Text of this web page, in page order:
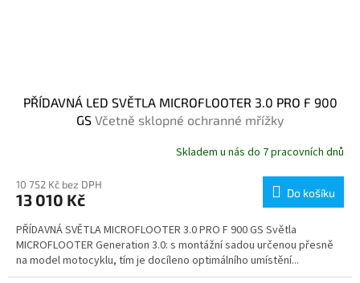
PŘÍDAVNÁ LED SVĚTLA MICROFLOOTER 3.0 PRO F 900
GS Včetně sklopné ochranné mřížky
Skladem u nás do 7 pracovních dnů
10 752 Kč bez DPH
13 010 Kč Do košíku
PŘÍDAVNÁ SVĚTLA MICROFLOOTER 3.0 PRO F 900 GS Světla
MICROFLOOTER Generation 3.0: s montážní sadou určenou přesně
na model motocyklu, tím je docíleno optimálního umístění...